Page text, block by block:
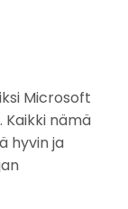
Microsoft
Kaikki nämä
hyvin ja